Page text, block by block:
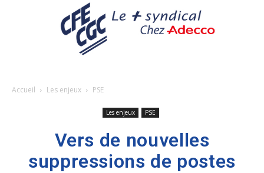
Accueil Les enjeux PSE
Les enjeux PSE
Vers de nouvelles
suppressions de postes